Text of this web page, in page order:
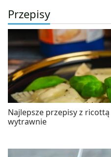
Przepisy
Najlepsze przepisy z
wytrawnie